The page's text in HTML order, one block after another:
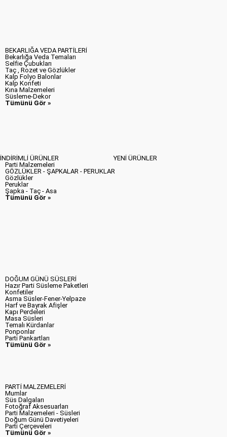
BEKARLIĞA VEDA PARTİLERİ
Bekarlığa Veda Temaları
Selfie Çubukları
Taç , Rozet ve Gözlükler
Kalp Folyo Balonlar
Kalp Konfeti
Kına Malzemeleri
Süsleme-Dekor
Tümünü Gör »
İNDİRİMLİ ÜRÜNLER
YENİ ÜRÜNLER
Parti Malzemeleri
GÖZLÜKLER - ŞAPKALAR - PERUKLAR
Gözlükler
Peruklar
Şapka - Taç - Asa
Tümünü Gör »
DOĞUM GÜNÜ SÜSLERİ
Hazır Parti Süsleme Paketleri
Konfetiler
Asma Süsler-Fener-Yelpaze
Harf ve Bayrak Afişler
Kapı Perdeleri
Masa Süsleri
Temalı Kürdanlar
Ponponlar
Parti Pankartları
Tümünü Gör »
PARTİ MALZEMELERİ
Mumlar
Süs Dalgaları
Fotoğraf Aksesuarları
Parti Malzemeleri - Süsleri
Doğum Günü Davetiyeleri
Parti Çerçeveleri
Tümünü Gör »